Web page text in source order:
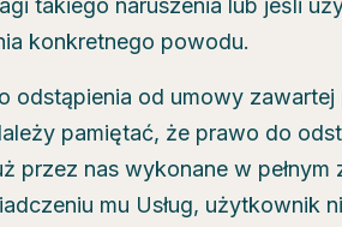
takiego naruszenia lub jeśli
konkretnego powodu.
odstąpienia od umowy
pamiętać, że prawo do
przez nas wykonane w
mu Usług, użytkownik